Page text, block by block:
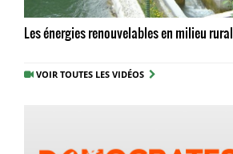
Les énergies renouvelables en milieu rural
VOIR TOUTES LES VIDÉOS